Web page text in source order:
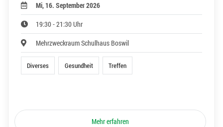
Mi, 16. September 2026
19:30 - 21:30 Uhr
Mehrzweckraum Schulhaus Boswil
Diverses Gesundheit Treffen
Mehr erfahren